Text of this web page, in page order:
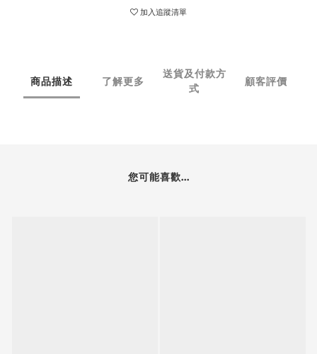
加入追蹤清單
商品描述 了解更多
送貨及付款方
式
顧客評價
您可能喜歡...